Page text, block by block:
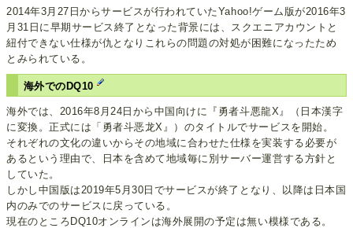
2014年3月27日からサービスが行われていたYahoo!ゲーム版が2016年3
月31日に早期サービス終了となった背景には、スクエニアカウントと
紐付できない仕様が仇となりこれらの問題の対処が困難になったため
とみられている。
海外でのDQ10
海外では、2016年8月24日から中国向けに『勇者斗悪龍X』（日本漢字
に変換。正式には「勇者斗恶龙X』）のタイトルでサービスを開始。
それぞれの文化の違いからその地域に合わせた仕様を実装する必要が
あるという理由で、日本を含めて地域毎に別サーバー運営する方針と
していた。
しかし中国版は2019年5月30日でサービスが終了となり、以降は日本国
内のみでのサービスに戻っている。
現在のところDQ10オンラインは海外展開の予定は無い模様である。